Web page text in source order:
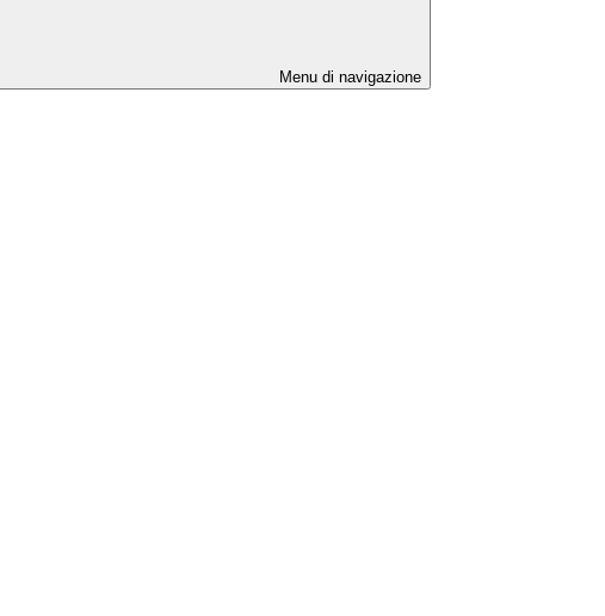
Menu di navigazione